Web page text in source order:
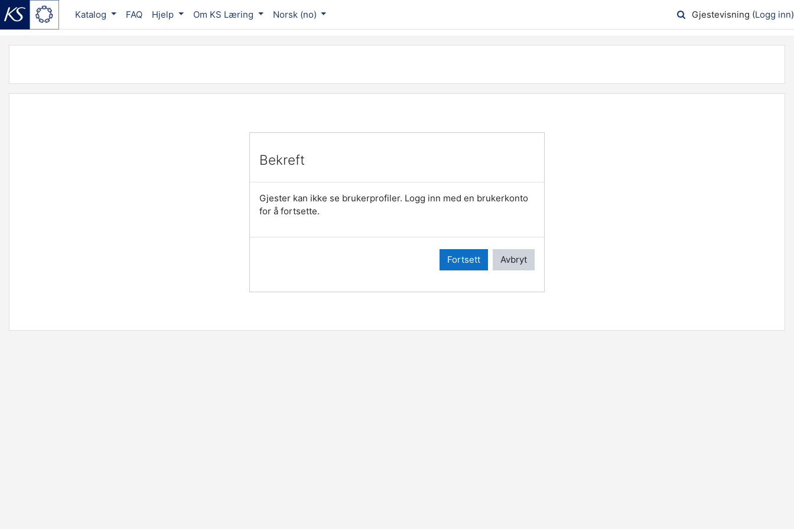
Katalog FAQ Hjelp Om KS Læring Norsk ‎(no)‎ Gjestevisning (Logg inn)
Bekreft
Gjester kan ikke se brukerprofiler. Logg inn med en brukerkonto
for å fortsette.
Fortsett Avbryt